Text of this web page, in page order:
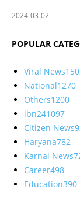
2024-03-02
POPULAR
Viral News
National1270
Others1200
ibn241097
Citizen News
Haryana782
Karnal News
Career498
Education390